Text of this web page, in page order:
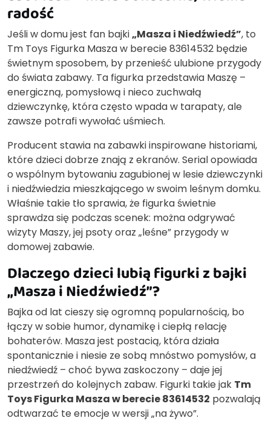
radość
Jeśli w domu jest fan bajki„Masza i Niedźwiedź”, to
Tm Toys Figurka Masza w berecie 83614532 będzie
świetnym sposobem, by przenieść ulubione przygody
do świata zabawy. Ta figurka przedstawia Maszę –
energiczną, pomysłową i nieco zuchwałą
dziewczynkę, która często wpada w tarapaty, ale
zawsze potrafi wywołać uśmiech.
Producent stawia na zabawki inspirowane historiami,
które dzieci dobrze znają z ekranów. Serial opowiada
o wspólnym bytowaniu zagubionej w lesie dziewczynki
i niedźwiedzia mieszkającego w swoim leśnym domku.
Właśnie takie tło sprawia, że figurka świetnie
sprawdza się podczas scenek: można odgrywać
wizyty Maszy, jej psoty oraz „leśne” przygody w
domowej zabawie.
Dlaczego dzieci lubią figurki z bajki
„Masza i Niedźwiedź”?
Bajka od lat cieszy się ogromną popularnością, bo
łączy w sobie humor, dynamikę i ciepłą relację
bohaterów. Masza jest postacią, która działa
spontanicznie i niesie ze sobą mnóstwo pomysłów, a
niedźwiedź – choć bywa zaskoczony – daje jej
przestrzeń do kolejnych zabaw. Figurki takie jak Tm
Toys Figurka Masza w berecie 83614532 pozwalają
odtwarzać te emocje w wersji „na żywo”.